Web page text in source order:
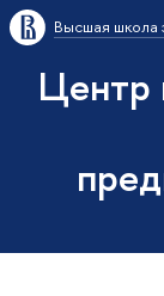
Высшая школа
Центр